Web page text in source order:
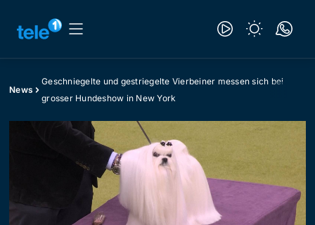
News
Geschniegelte und gestriegelte Vierbeiner messen sich bei
grosser Hundeshow in New York